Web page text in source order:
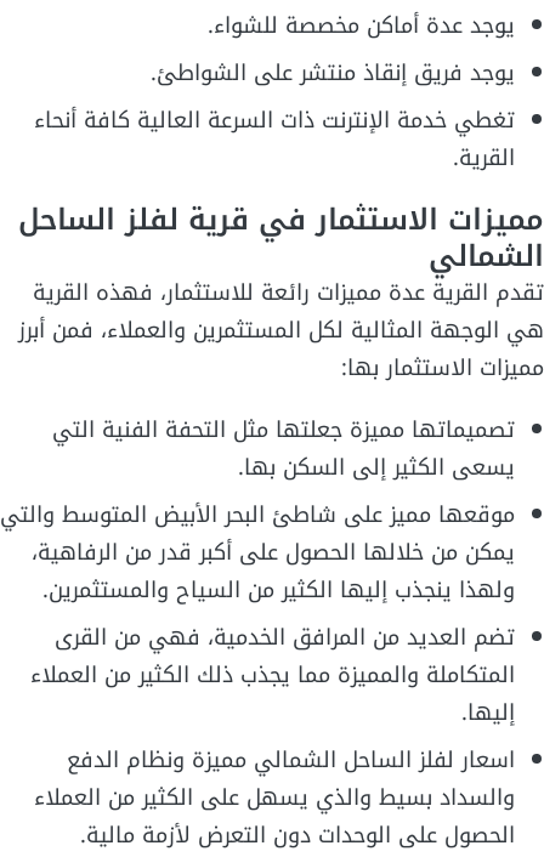
يوجد عدة أماكن مخصصة للشواء.
يوجد فريق إنقاذ منتشر على الشواطئ.
تغطي خدمة الإنترنت ذات السرعة العالية كافة أنحاء
القرية.
مميزات الاستثمار في قرية لفلز الساحل
الشمالي
تقدم القرية عدة مميزات رائعة للاستثمار، فهذه القرية
هي الوجهة المثالية لكل المستثمرين والعملاء، فمن أبرز
مميزات الاستثمار بها:
تصميماتها مميزة جعلتها مثل التحفة الفنية التي
يسعى الكثير إلى السكن بها.
موقعها مميز على شاطئ البحر الأبيض المتوسط والتي
يمكن من خلالها الحصول على أكبر قدر من الرفاهية،
ولهذا ينجذب إليها الكثير من السياح والمستثمرين.
تضم العديد من المرافق الخدمية، فهي من القرى
المتكاملة والمميزة مما يجذب ذلك الكثير من العملاء
إليها.
اسعار لفلز الساحل الشمالي مميزة ونظام الدفع
والسداد بسيط والذي يسهل على الكثير من العملاء
الحصول على الوحدات دون التعرض لأزمة مالية.